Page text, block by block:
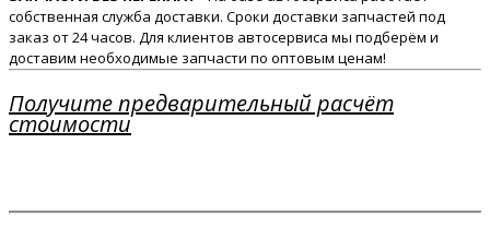
собственная служба доставки. Сроки доставки запчастей под
заказ от 24 часов. Для клиентов автосервиса мы подберём и
доставим необходимые запчасти по оптовым ценам!
Получите предварительный расчёт
стоимости